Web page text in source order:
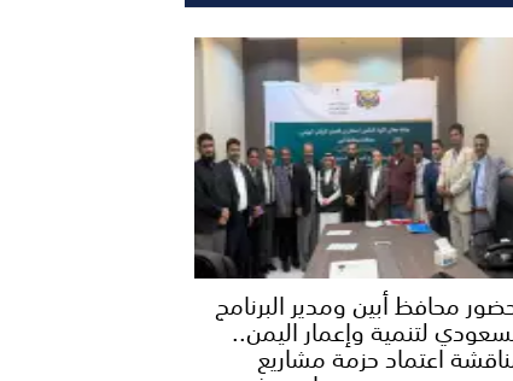
محافظ أبين ومدير البرنامج
لتنمية وإعمار اليمن..
اعتماد حزمة مشاريع